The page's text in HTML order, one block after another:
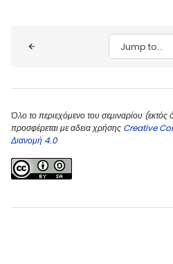
Jump to...
Όλο το περιεχόμενο του σεμιναρίου
προσφέρεται με αδεια χρήσης Creative
Διανομή 4.0